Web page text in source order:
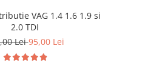
VAG 1.4 1.6 1.9 si
2.0 TDI
Lei95,00 Lei